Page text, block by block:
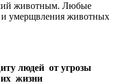
животным. Любые
и умерщвления животных
людей от угрозы
жизни